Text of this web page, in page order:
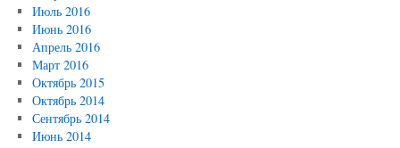
Июль 2016
Июнь 2016
Апрель 2016
Март 2016
Октябрь 2015
Октябрь 2014
Сентябрь 2014
Июнь 2014